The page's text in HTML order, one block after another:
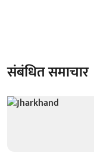
संबंधित समाचार